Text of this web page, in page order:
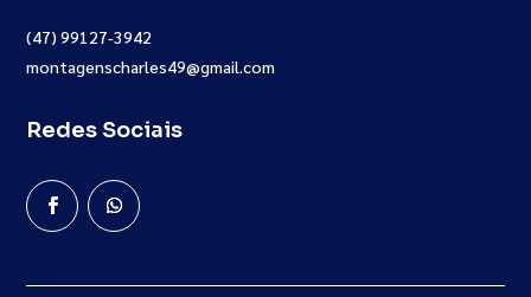
(47) 99127-3942
montagenscharles49@gmail.com
Redes Sociais